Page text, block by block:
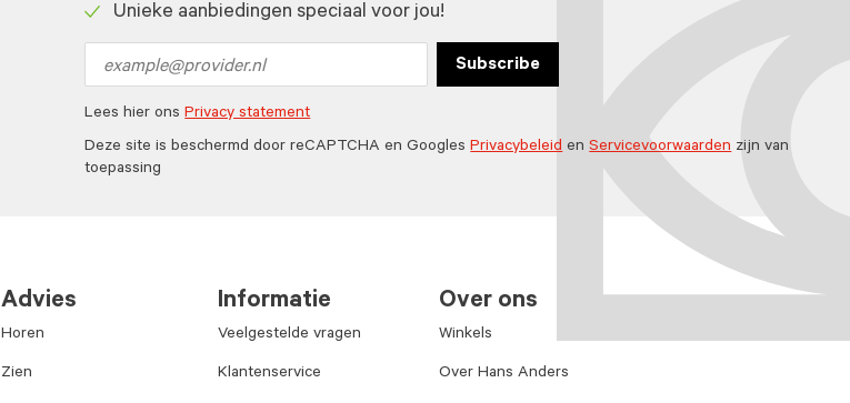
icon
Unieke aanbiedingen speciaal voor jou!
address
Subscribe
Lees hier onsPrivacy statement
Deze site is beschermd door reCAPTCHA en GooglesPrivacybeleidenServicevoorwaardenzijn van
toepassing
Advies
Horen
Zien
Informatie
Veelgestelde vragen
Klantenservice
Over ons
Winkels
Over Hans Anders